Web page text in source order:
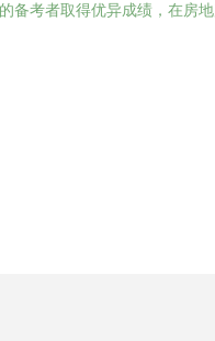
备考者取得优异成绩，在房